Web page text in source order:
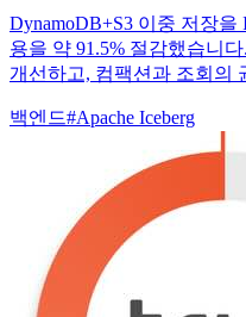
DynamoDB+S3 이중 저장을
용을 약 91.5% 절감했습니
개선하고, 컴팩션과 조회의
백엔드#Apache Iceberg